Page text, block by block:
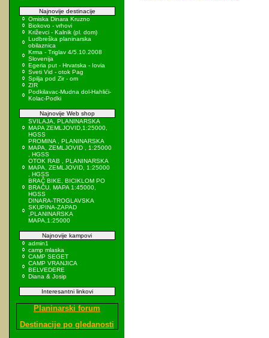
Najnovije destinacije
Omiska Dinara Kruzno
Biokovo - vrhovi
Križevci - Kalnik (pl. dom)
Ludbreška planinarska
obilaznica
Krma - Triglav 4/5.10.2008
Slovenija
Egeria put - Hrvatska - Iovia
Sveti Vid - otok Pag
Spilja pod Zir - om
ZIR
Podkilavac-Mudna dol-Hahlići-
Kolac-Podki
Najnovije Web shop
SVILAJA, PLANINARSKA
MAPA ZEMLJOVID,1:25000,
HGSS
PROMINA , PLANINARSKA
MAPA, ZEMLJOVID , 1:25000
, HGSS
OTOK RAB , PLANINARSKA
MAPA, ZEMLJOVID, 1:25000
, HGSS
BRAČ BIKE, BICIKLOM PO
BRAČU, MAPA 1:45000,
HGSS
DINARA-TROGLAVSKA
SKUPINA-ZAPAD
,PLANINARSKA
MAPA,1:25000
Najnovije kampovi
admin1
camp mlaska
CAMP SEGET
CAMP VRANJICA
BELVEDERE
Diana & Josip
Interesantni linkovi
Planinarski forum
Destinacije po gledanosti